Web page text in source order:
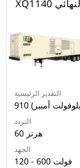
التقدير الرئيسية
التردد
60 هرتز
الجهد
120 - 600 فولت